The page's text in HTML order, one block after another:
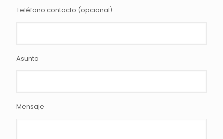
Teléfono contacto (opcional)
Asunto
Mensaje